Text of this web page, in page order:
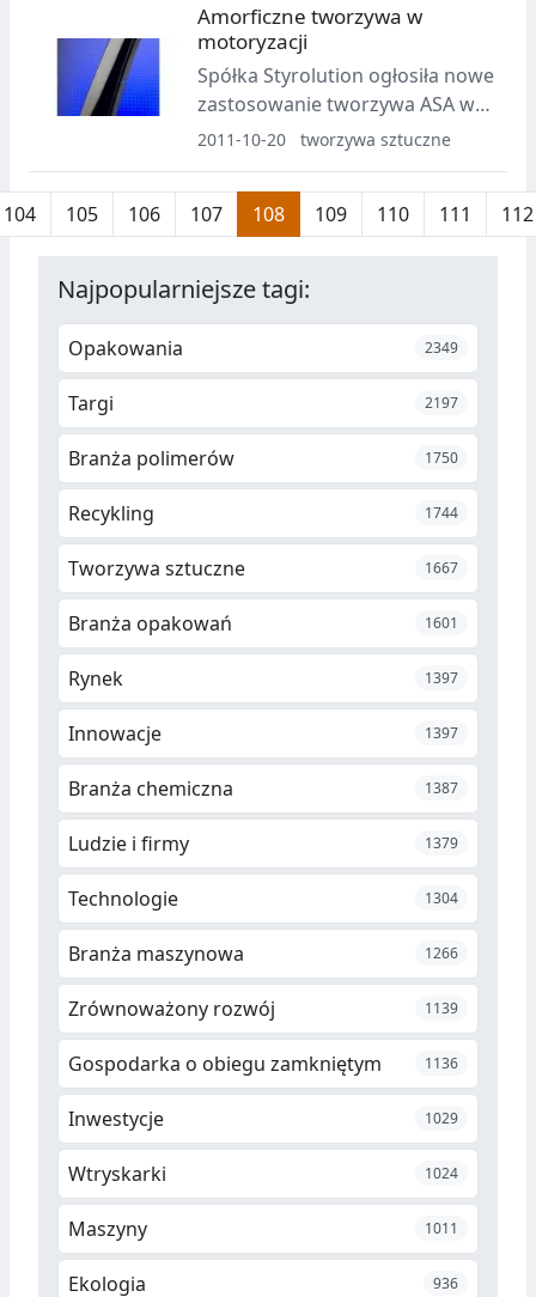
długoterminowego
porozumienie w sprawie
efektywności energetycznej
europejskiego przemysłu
przetwórstwa tworzyw
sztucznych.
Amorficzne tworzywa w
motoryzacji
Spółka Styrolution ogłosiła nowe
zastosowanie tworzywa ASA w
aplikacjach samochodowych.
akrylowych wyróżniającym się
wysokim połyskiem
SAN.
2011-10-20 tworzywa sztuczne
104 105 106 107 108 109 110 111 112
Najpopularniejsze tagi:
Opakowania 2349
Targi 2197
Branża polimerów 1750
Recykling 1744
Tworzywa sztuczne 1667
Branża opakowań 1601
Rynek 1397
Innowacje 1397
Branża chemiczna 1387
Ludzie i firmy 1379
Technologie 1304
Branża maszynowa 1266
Zrównoważony rozwój 1139
Gospodarka o obiegu zamkniętym 1136
Inwestycje 1029
Wtryskarki 1024
Maszyny 1011
Ekologia 936